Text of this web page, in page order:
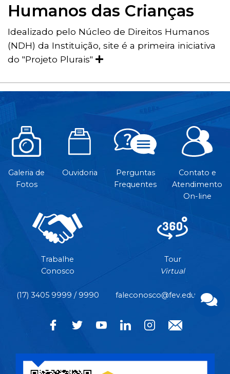
Humanos das Crianças
Idealizado pelo Núcleo de Direitos Humanos
(NDH) da Instituição, site é a primeira iniciativa
do "Projeto Plurais"
Galeria de
Fotos
Ouvidoria
Perguntas
Frequentes
Contato e
Atendimento
On-line
Trabalhe
Conosco
Tour
Virtual
(17) 3405 9999 / 9990 faleconosco@fev.edu.br